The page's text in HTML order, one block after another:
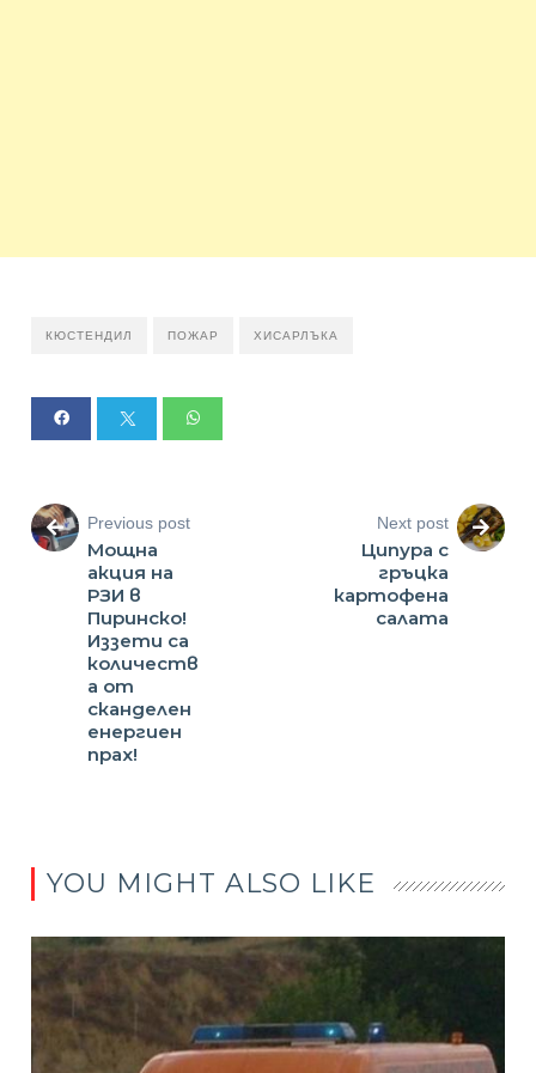
КЮСТЕНДИЛ ПОЖАР ХИСАРЛЪКА
Previous post
Мощна
акция на
РЗИ в
Пиринско!
Иззети са
количеств
а от
сканделен
енергиен
прах!
Next post
Ципура с
гръцка
картофена
салата
YOU MIGHT ALSO LIKE